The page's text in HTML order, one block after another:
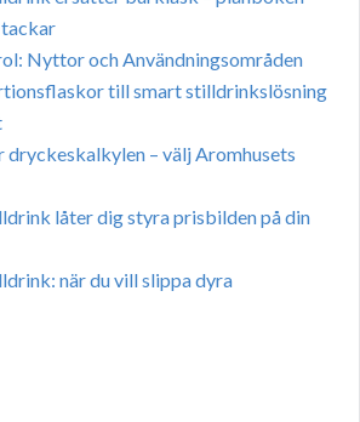
tackar
Nyttor och Användningsområden
till smart stilldrinkslösning
dryckeskalkylen – välj Aromhusets
låter dig styra prisbilden på din
när du vill slippa dyra